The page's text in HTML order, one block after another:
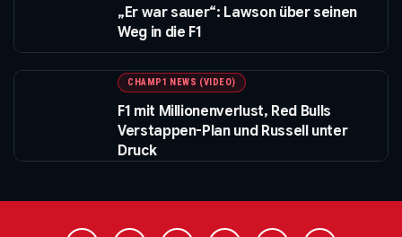
„Er war sauer“: Lawson über seinen
Weg in die F1
CHAMP1 NEWS (VIDEO)
F1 mit Millionenverlust, Red Bulls
Verstappen-Plan und Russell unter
Druck